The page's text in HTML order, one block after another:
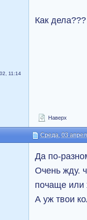
11:14
Как
Наверх
Среда, 03
Да по-
Очень жду.
почаще или
А уж твои